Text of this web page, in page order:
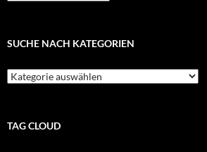
auf
SUCHE NACH KATEGORIEN
Suche
nach
TAG CLOUD